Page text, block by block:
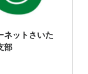
ネットさいた
部